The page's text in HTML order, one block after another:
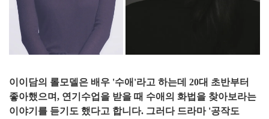
이이담의 롤모델은 배우 '수애'라고 하는데 20대 초반부터
좋아했으며, 연기수업을 받을 때 수애의 화법을 찾아보라는
이야기를 듣기도 했다고 합니다. 그러다 드라마 '공작도